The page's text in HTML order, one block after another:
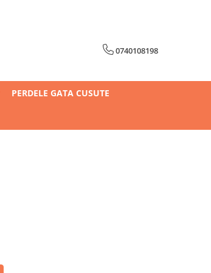
0740108198
PERDELE GATA CUSUTE